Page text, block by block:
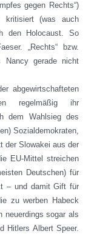
gegen Rechts“)
kritisiert (was auch
den Holocaust. So
„Rechts“ bzw.
Nancy gerade nicht
abgewirtschafteten
regelmäßig ihr
dem Wahlsieg des
Sozialdemokraten,
der Slowakei aus der
EU-Mittel streichen
Deutschen) für
– und damit Gift für
zu werben Habeck
neuerdings sogar als
Hitlers Albert Speer.